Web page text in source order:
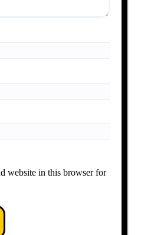
website in this browser for